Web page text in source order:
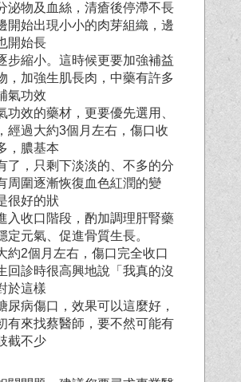
泌物及血絲，清瘡後停滯不長
開始出現小小的肉芽組織，邊
開始長
步縮小。這時候更要加強補益
，加強生肌長肉，中藥有許多
氣功效
功效的藥材，更要優先選用、
經過大約3個月左右，傷口收
，膿基本
了，只剩下淡淡的、不多的分
周圍逐漸恢復血色紅潤的變
很好的狀
入收口階段，酌加調理肝腎藥
定元氣、促進骨質生長。
約2個月左右，傷口完全收口
回診時很高興地說「我真的沒
於這樣
尿病傷口，效果可以這麼好，
有來找蔡醫師，要不然可能有
截不少